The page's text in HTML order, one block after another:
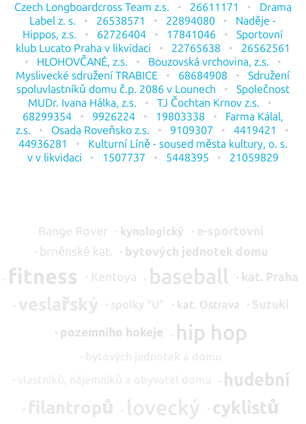
Czech Longboardcross Team z.s. 26611171
Drama
Label z. s.
26538571 22894080
Naděje -
Hippos, z.s.
62726404 17841046
Sportovní
klub Lucato Praha v likvidaci
22765638
26562561
HLOHOVČANÉ, z.s.
Bouzovská vrchovina, z.s.
Myslivecké sdružení TRABICE
68684908
Sdružení
spoluvlastníků domu č.p. 2086 v Lounech
Společnost
MUDr. Ivana Hálka, z.s.
TJ Čochtan Krnov z.s.
68299354
9926224 19803338
Farma Kálal,
z.s.
Osada Roveňsko z.s. 9109307
4419421
44936281
Kulturní Líně - soused města kultury, o. s.
v v likvidaci
1507737 5448395 21059829
Range Rover kynologický
e-sportovní
brněnské kat.
bytových jednotek domu
fitness Kentoya baseball kat. Praha
veslařský spolky "U" kat. Ostrava
pozemního hokeje
hip hop
hudební
filantropů
lovecký cyklistů